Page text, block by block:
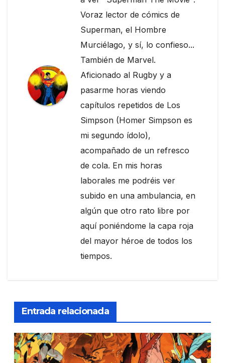
Voraz lector de cómics de
Superman, el Hombre
Murciélago, y sí, lo confieso...
También de Marvel.
Aficionado al Rugby y a
pasarme horas viendo
capítulos repetidos de Los
Simpson (Homer Simpson es
mi segundo ídolo),
acompañado de un refresco
de cola. En mis horas
laborales me podréis ver
subido en una ambulancia, en
algún que otro rato libre por
aquí poniéndome la capa roja
del mayor héroe de todos los
tiempos.
Entrada relacionada